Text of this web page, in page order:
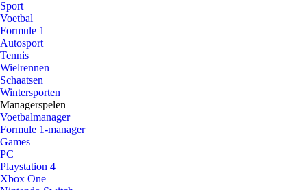
Sport
Voetbal
Formule 1
Autosport
Tennis
Wielrennen
Schaatsen
Wintersporten
Managerspelen
Voetbalmanager
Formule 1-manager
Games
PC
Playstation 4
Xbox One